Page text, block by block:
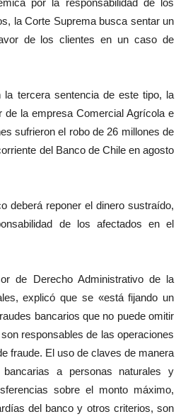
la Corte Suprema busca sentar un
de los clientes en un caso de
la tercera sentencia de este tipo, la
de la empresa Comercial Agrícola e
sufrieron el robo de 26 millones de
del Banco de Chile en agosto
deberá reponer el dinero sustraído,
de los afectados en el
de Derecho Administrativo de la
explicó que se «está fijando un
bancarios que no puede omitir
responsables de las operaciones
fraude. El uso de claves de manera
bancarias a personas naturales y
sobre el monto máximo,
del banco y otros criterios, son